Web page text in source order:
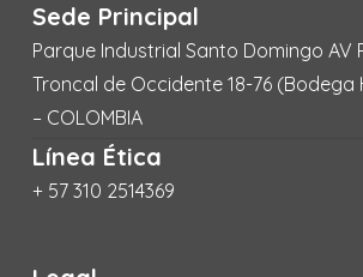
Sede Principal
Parque Industrial Santo Domingo AV
Troncal de Occidente 18-76 (Bodega
– COLOMBIA
Línea Ética
+ 57 310 2514369